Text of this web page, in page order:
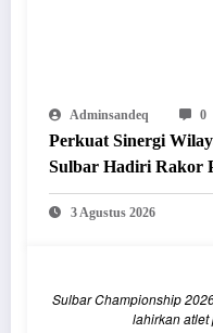
Adminsandeq 0
Perkuat Sinergi
Sulbar Hadiri Rakor
Regional 8 di
3 Agustus 2026
Sulbar Championship
lahirkan atlet